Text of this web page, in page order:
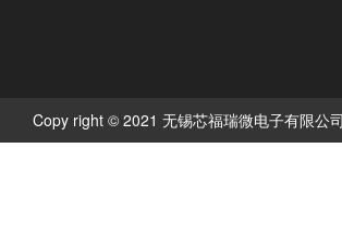
Copy right © 2021 无锡芯福瑞微电子有限公